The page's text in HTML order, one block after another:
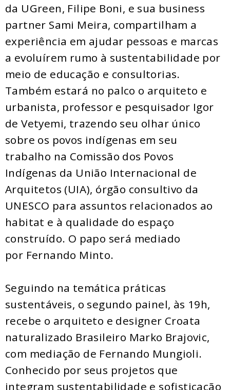
da UGreen, Filipe Boni, e sua business
partner Sami Meira, compartilham a
experiência em ajudar pessoas e marcas
a evoluírem rumo à sustentabilidade por
meio de educação e consultorias.
Também estará no palco o arquiteto e
urbanista, professor e pesquisador Igor
de Vetyemi, trazendo seu olhar único
sobre os povos indígenas em seu
trabalho na Comissão dos Povos
Indígenas da União Internacional de
Arquitetos (UIA), órgão consultivo da
UNESCO para assuntos relacionados ao
habitat e à qualidade do espaço
construído. O papo será mediado
por Fernando Minto.
Seguindo na temática práticas
sustentáveis, o segundo painel, às 19h,
recebe o arquiteto e designer Croata
naturalizado Brasileiro Marko Brajovic,
com mediação de Fernando Mungioli.
Conhecido por seus projetos que
integram sustentabilidade e sofisticação